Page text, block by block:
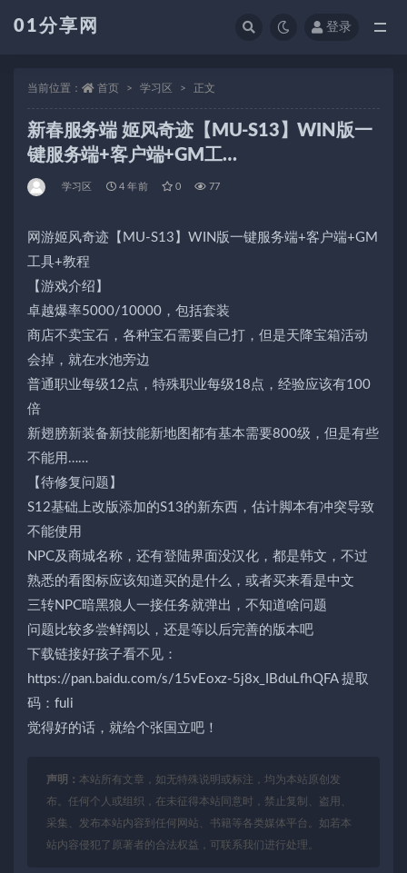
01分享网 登录
当前位置： 首页 学习区 正文
新春服务端 姬风奇迹【MU-S13】WIN版一
键服务端+客户端+GM工…
学习区 4 年前 0 77
网游姬风奇迹【MU-S13】WIN版一键服务端+客户端+GM
工具+教程
【游戏介绍】
卓越爆率5000/10000，包括套装
商店不卖宝石，各种宝石需要自己打，但是天降宝箱活动
会掉，就在水池旁边
普通职业每级12点，特殊职业每级18点，经验应该有100
倍
新翅膀新装备新技能新地图都有基本需要800级，但是有些
不能用……
【待修复问题】
S12基础上改版添加的S13的新东西，估计脚本有冲突导致
不能使用
NPC及商城名称，还有登陆界面没汉化，都是韩文，不过
熟悉的看图标应该知道买的是什么，或者买来看是中文
三转NPC暗黑狼人一接任务就弹出，不知道啥问题
问题比较多尝鲜阔以，还是等以后完善的版本吧
下载链接好孩子看不见：
https://pan.baidu.com/s/15vEoxz-5j8x_IBduLfhQFA 提取
码：fuli
觉得好的话，就给个张国立吧！
声明： 本站所有文章，如无特殊说明或标注，均为本站原创发
布。任何个人或组织，在未征得本站同意时，禁止复制、盗用、
采集、发布本站内容到任何网站、书籍等各类媒体平台。如若本
站内容侵犯了原著者的合法权益，可联系我们进行处理。